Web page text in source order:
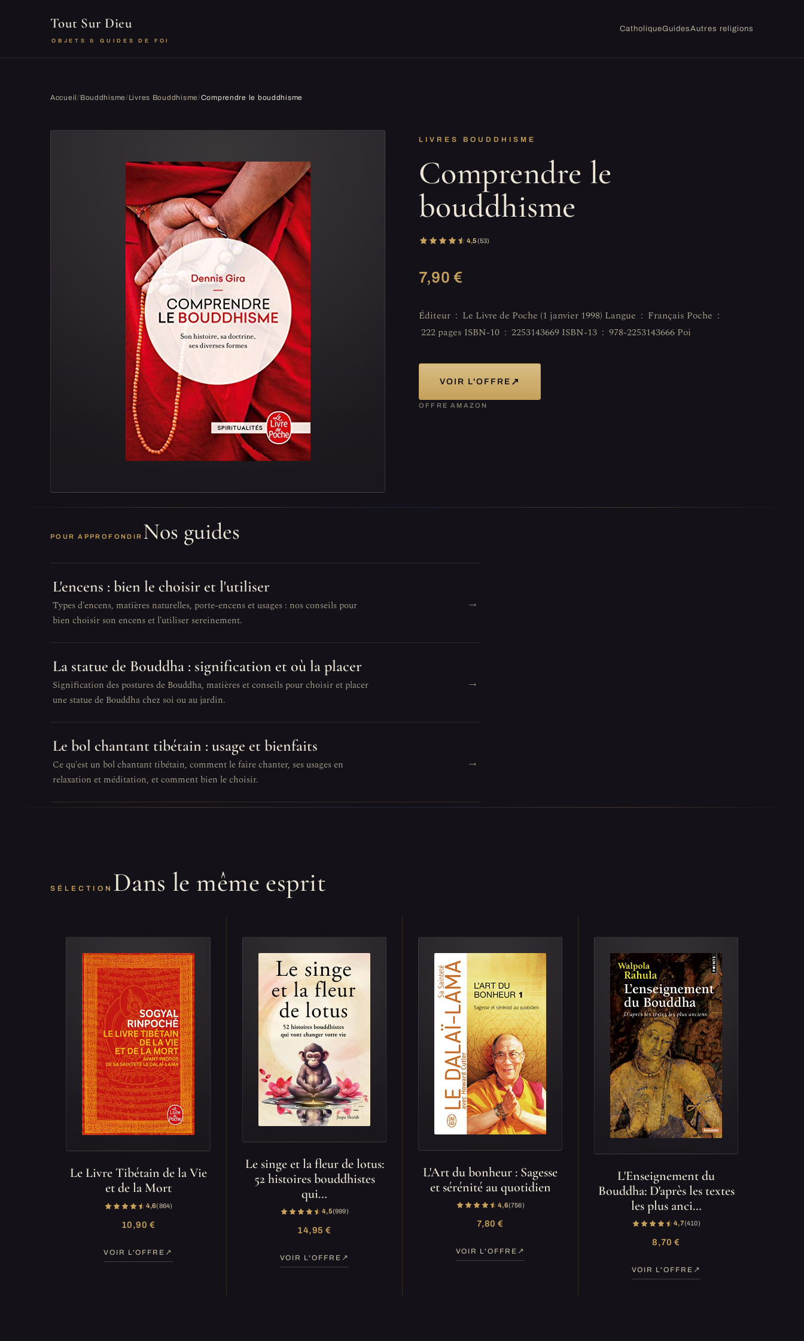
Tout Sur Dieu
OBJETS & GUIDES DE FOI
CatholiqueGuidesAutres religions
Accueil/ Bouddhisme/ Livres Bouddhisme/Comprendre le bouddhisme
LIVRES BOUDDHISME
Comprendre le
bouddhisme
4,5(53)
7,90 €
Éditeur ‏ : ‎ Le Livre de Poche (1 janvier 1998) Langue ‏ : ‎ Français Poche ‏ :
‎ 222 pages ISBN-10 ‏ : ‎ 2253143669 ISBN-13 ‏ : ‎ 978-2253143666 Poi
VOIR L'OFFRE ↗
OFFRE AMAZON
POUR APPROFONDIR Nos guides
L'encens : bien le choisir et l'utiliser
Types d'encens, matières naturelles, porte-encens et usages : nos conseils pour
bien choisir son encens et l'utiliser sereinement.
→
La statue de Bouddha : signification et où la placer
Signification des postures de Bouddha, matières et conseils pour choisir et placer
une statue de Bouddha chez soi ou au jardin.
→
Le bol chantant tibétain : usage et bienfaits
Ce qu'est un bol chantant tibétain, comment le faire chanter, ses usages en
relaxation et méditation, et comment bien le choisir.
→
SÉLECTION Dans le même esprit
Le Livre Tibétain de la Vie
et de la Mort
4,6(864)
10,90 €
VOIR L'OFFRE
Le singe et la fleur de lotus:
52 histoires bouddhistes
qui…
4,5(999)
14,95 €
VOIR L'OFFRE
L'Art du bonheur : Sagesse
et sérénité au quotidien
4,6(756)
7,80 €
VOIR L'OFFRE
L'Enseignement du
Bouddha: D'après les textes
les plus anci…
4,7(410)
8,70 €
VOIR L'OFFRE